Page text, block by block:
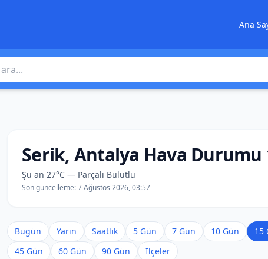
Ana
Serik, Antalya Hava Durumu
Şu an 27°C — Parçalı Bulutlu
Son güncelleme:7 Ağustos 2026, 03:57
Bugün Yarın Saatlik 5 Gün 7 Gün 10 Gün 15
45 Gün
60 Gün 90 Gün İlçeler